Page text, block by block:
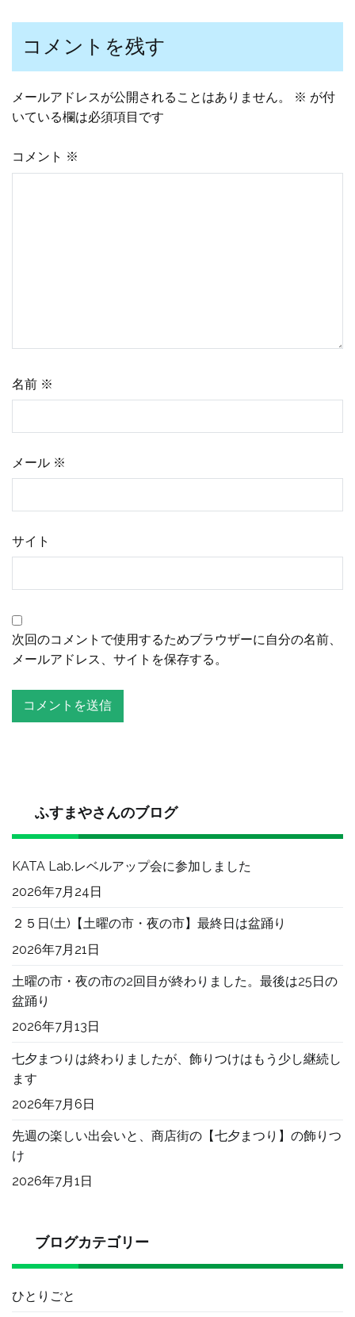
稿
ナ
ビ
ゲ
ン
コメントを残す
メールアドレスが公開されることはありません。 ※ が付
いている欄は必須項目です
コメント ※
名前 ※
メール ※
サイト
次回のコメントで使用するためブラウザーに自分の名前、
メールアドレス、サイトを保存する。
ふすまやさんのブログ
KATA Lab.レベルアップ会に参加しました
2026年7月24日
２５日(土)【土曜の市・夜の市】最終日は盆踊り
2026年7月21日
土曜の市・夜の市の2回目が終わりました。最後は25日の
盆踊り
2026年7月13日
七夕まつりは終わりましたが、飾りつけはもう少し継続し
ます
2026年7月6日
先週の楽しい出会いと、商店街の【七夕まつり】の飾りつ
け
2026年7月1日
ブログカテゴリー
ひとりごと